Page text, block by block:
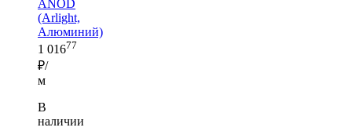
ANOD
(Arlight,
Алюминий)
1 01677
₽/
м
В
наличии